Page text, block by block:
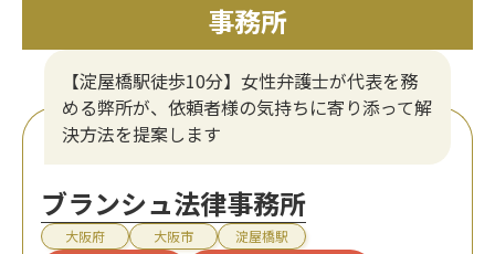
事務所
【淀屋橋駅徒歩10分】女性弁護士が代表を務
める弊所が、依頼者様の気持ちに寄り添って解
決方法を提案します
ブランシュ法律事務所
大阪府 大阪市 淀屋橋駅